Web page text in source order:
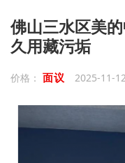
佛山三水区美
久用藏污垢
价格： 面议 2025-11-